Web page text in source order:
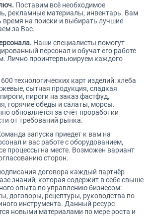
Поставим всё необходимое
рекламные материалы, инвентарь. Вам
время на поиски и выбирать лучшие
за Вас.
Наши специалисты помогут
персонал и обучат его работе
Лично проинтервьюируем каждого
600 технологических карт изделий: хлеба
сытная продукция, сладкая
пироги на заказ фастфуд,
горячие обеды и салаты, морсы.
обновляется за счёт проработки
от требований рынка.
запуска приедет к вам на
и вас работе с оборудованием,
процессы на месте. Возможен вариант
сторон.
договора каждый партнёр
знаний, которая содержит в себе свыше
опыта по управлению бизнесом:
договоры, рецептуры, руководства по
инструмента. Данный ресурс
новыми материалами по мере роста и